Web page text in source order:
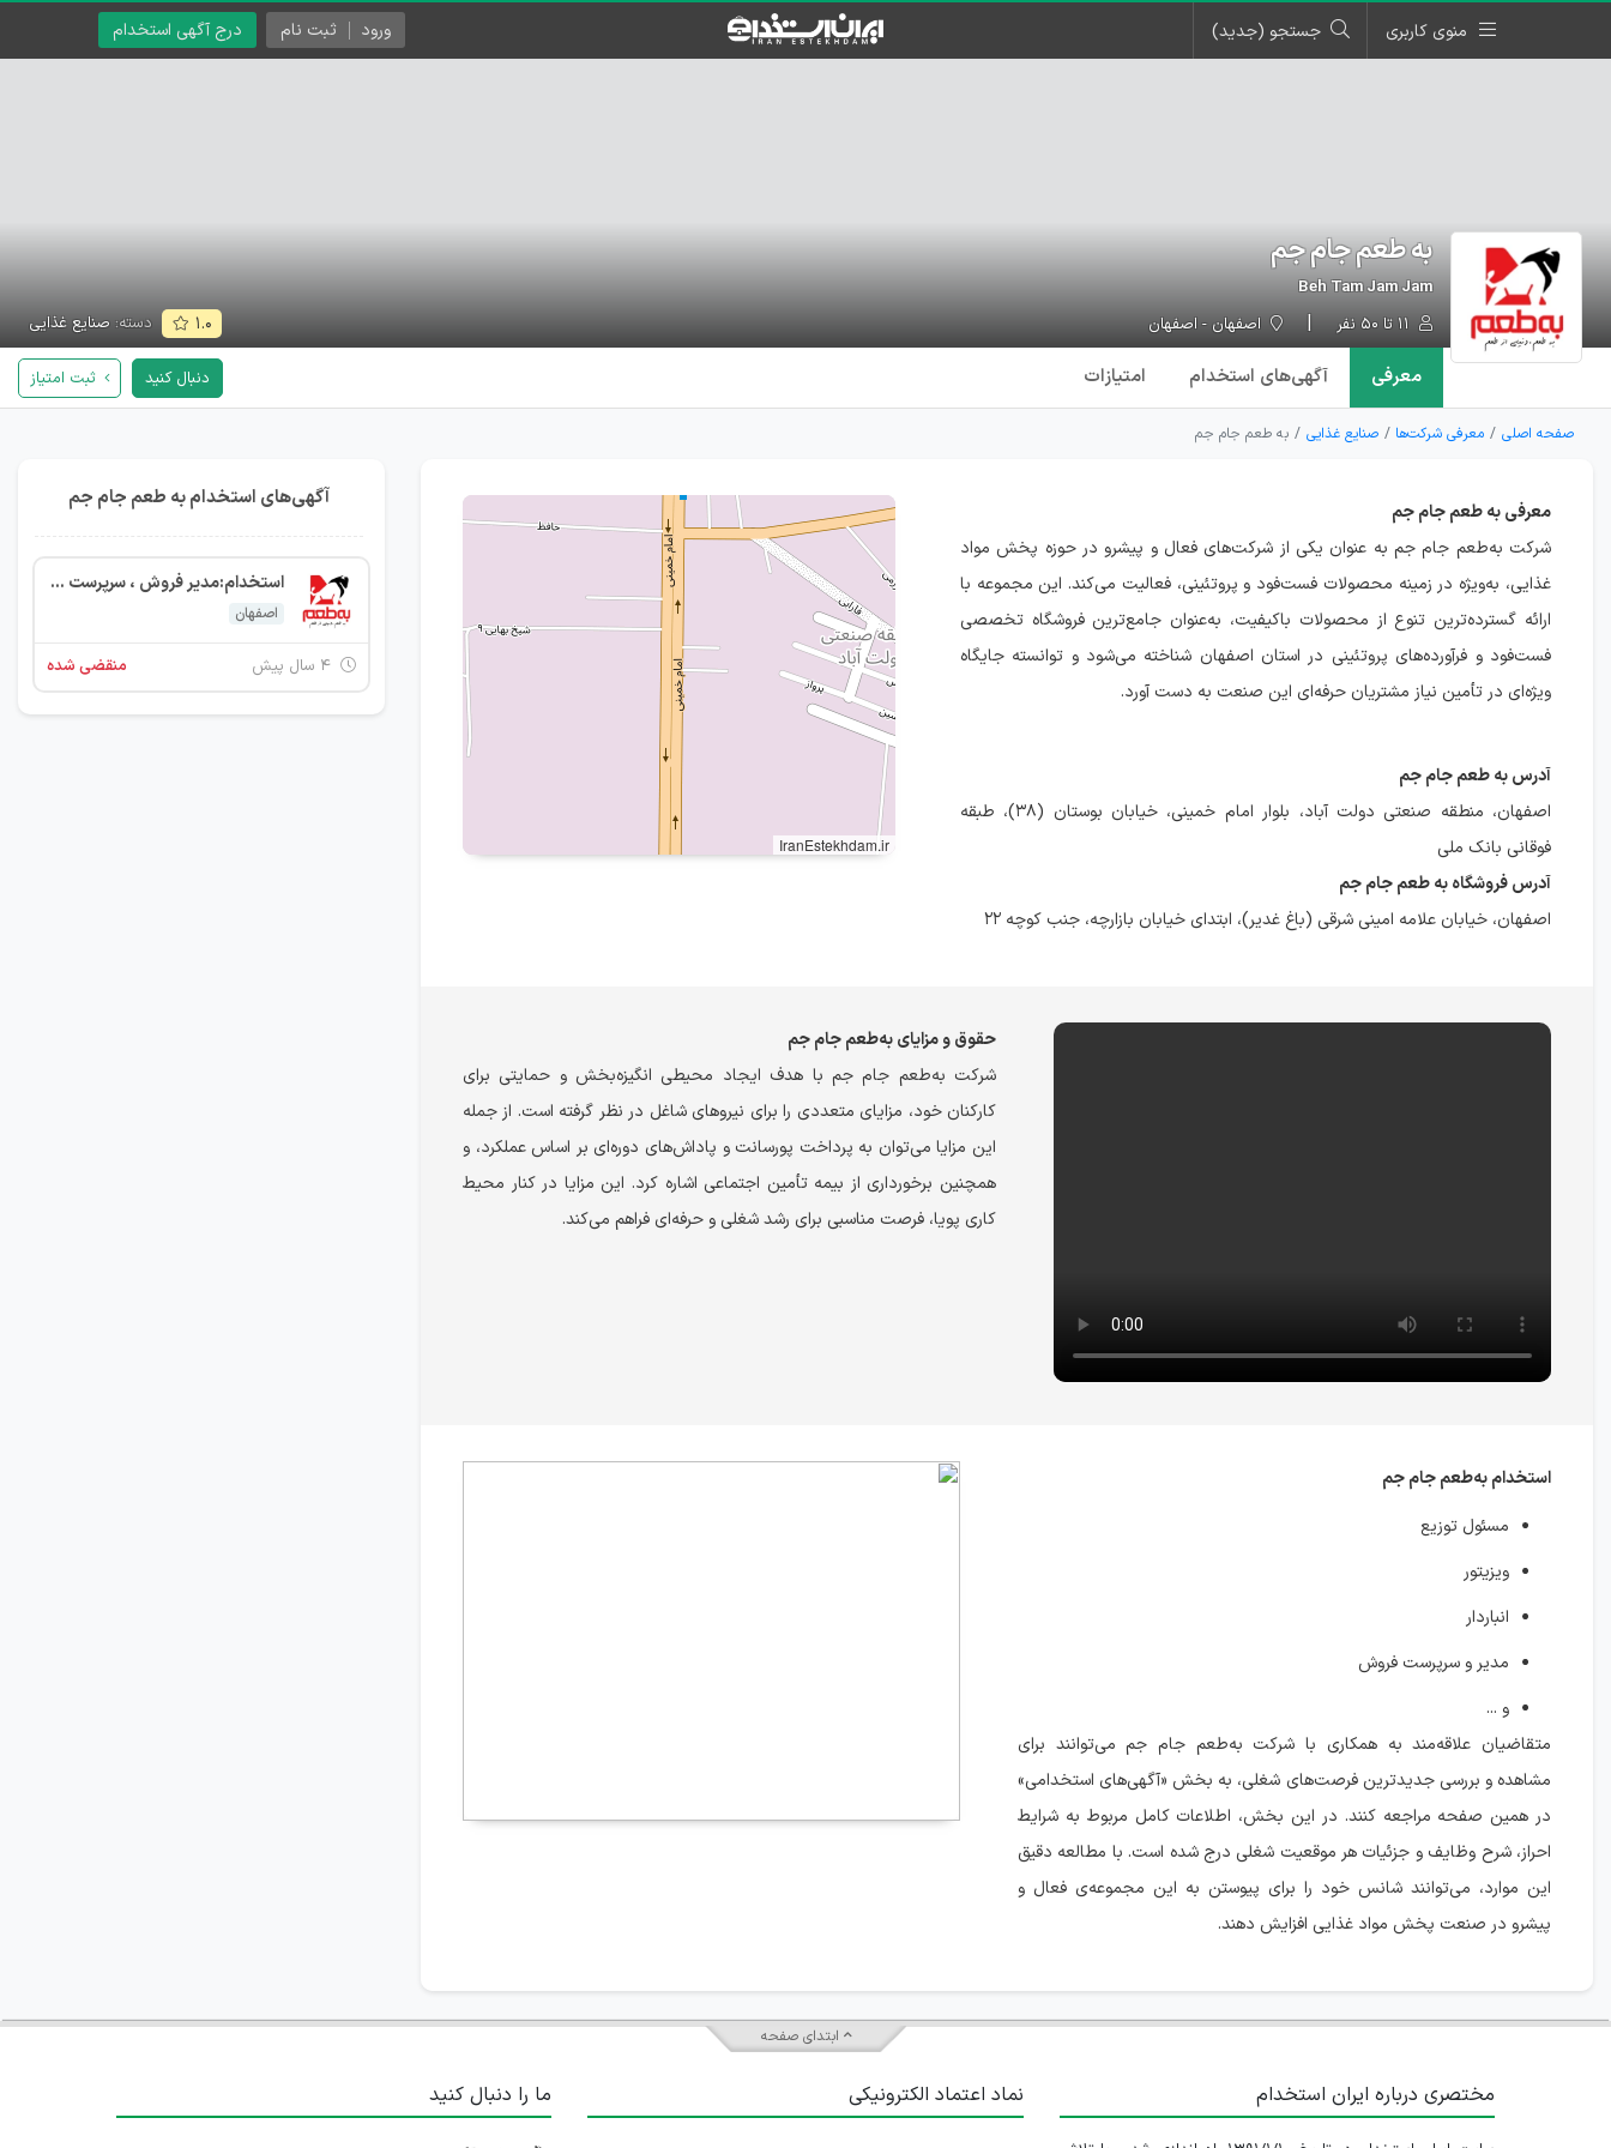
منوی کاربری جستجو (جدید) درج آگهی استخدام ورود ثبت نام
به طعم جام جم
Beh Tam Jam Jam
اصفهان - اصفهان ۱.۰ دسته: صنایع غذایی
معرفی آگهی‌های استخدام امتیازات دنبال کنید ثبت امتیاز
صفحه اصلی معرفی شرکت‌ها صنایع غذایی به طعم جام جم
معرفی به طعم جام جم
شرکت به‌طعم جام جم به عنوان یکی از شرکت‌های فعال و پیشرو در حوزه پخش مواد
غذایی، به‌ویژه در زمینه محصولات فست‌فود و پروتئینی، فعالیت می‌کند. این مجموعه با
ارائه گسترده‌ترین تنوع از محصولات باکیفیت، به‌عنوان جامع‌ترین فروشگاه تخصصی
فست‌فود و فرآورده‌های پروتئینی در استان اصفهان شناخته می‌شود و توانسته جایگاه
ویژه‌ای در تأمین نیاز مشتریان حرفه‌ای این صنعت به دست آورد.
آدرس به طعم جام جم
اصفهان، منطقه صنعتی دولت آباد، بلوار امام خمینی، خیابان بوستان (۳۸)، طبقه
فوقانی بانک ملی
آدرس فروشگاه به طعم جام جم
اصفهان، خیابان علامه امینی شرقی (باغ غدیر)، ابتدای خیابان بازارچه، جنب کوچه ۲۲
IranEstekhdam.ir
حقوق و مزایای به‌طعم جام جم
شرکت به‌طعم جام جم با هدف ایجاد محیطی انگیزه‌بخش و حمایتی برای
کارکنان خود، مزایای متعددی را برای نیروهای شاغل در نظر گرفته است. از جمله
این مزایا می‌توان به پرداخت پورسانت و پاداش‌های دوره‌ای بر اساس عملکرد، و
همچنین برخورداری از بیمه تأمین اجتماعی اشاره کرد. این مزایا در کنار محیط
کاری پویا، فرصت مناسبی برای رشد شغلی و حرفه‌ای فراهم می‌کند.
استخدام به‌طعم جام جم
مسئول توزیع
ویزیتور
انباردار
مدیر و سرپرست فروش
و ...
متقاضیان علاقه‌مند به همکاری با شرکت به‌طعم جام جم می‌توانند برای
مشاهده و بررسی جدیدترین فرصت‌های شغلی، به بخش «آگهی‌های استخدامی»
در همین صفحه مراجعه کنند. در این بخش، اطلاعات کامل مربوط به شرایط
احراز، شرح وظایف و جزئیات هر موقعیت شغلی درج شده است. با مطالعه دقیق
این موارد، می‌توانند شانس خود را برای پیوستن به این مجموعه‌ی فعال و
پیشرو در صنعت پخش مواد غذایی افزایش دهند.
آگهی‌های استخدام به طعم جام جم
استخدام:مدیر فروش ، سرپرست فروش ، ویزیتور ، انباردار، مسئول توزیع
اصفهان
منقضی شده
ابتدای صفحه
مختصری درباره ایران استخدام نماد اعتماد الکترونیکی ما را دنبال کنید